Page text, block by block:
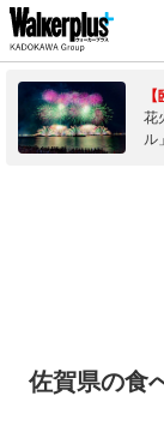
花
ル
佐賀県の食